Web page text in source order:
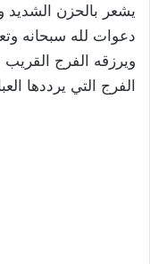
يشعر بالحزن الشديد
دعوات لله سبحانه
ويرزقه الفرج
الفرج التي يرددها